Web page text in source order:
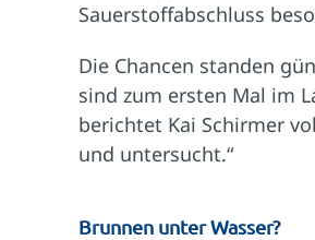
Sauerstoffabschluss
Die Chancen standen
sind zum ersten Mal im
berichtet Kai Schirmer
und untersucht.“
Brunnen unter Wasser?